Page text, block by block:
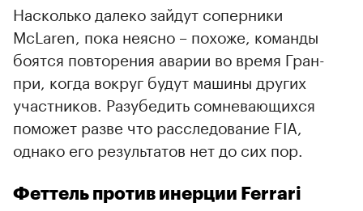
Насколько далеко зайдут соперники
McLaren, пока неясно – похоже, команды
боятся повторения аварии во время Гран-
при, когда вокруг будут машины других
участников. Разубедить сомневающихся
поможет разве что расследование FIA,
однако его результатов нет до сих пор.
Феттель против инерции Ferrari